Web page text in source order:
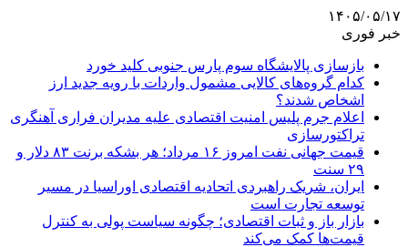
۱۴۰۵/۰۵/۱۷
خبر فوری
بازسازی پالایشگاه سوم پارس جنوبی کلید خورد
کدام گروه‌های کالایی مشمول واردات با رویه جدید ارز
اشخاص شدند؟
اعلام جرم پلیس امنیت اقتصادی علیه مدیران فراری آهنگری
تراکتورسازی
قیمت جهانی نفت امروز ۱۶ مرداد؛ هر بشکه برنت ۸۳ دلار و
۲۹ سنت
ایران، شریک راهبردی اتحادیه اقتصادی اوراسیا در مسیر
توسعه تجارت است
بازار باز و ثبات اقتصادی؛ چگونه سیاست پولی به کنترل
قیمت‌ها کمک می‌کند